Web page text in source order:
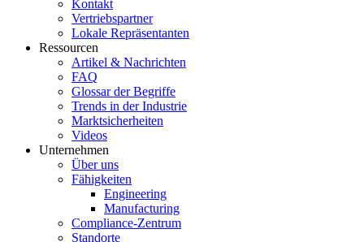
Kontakt
Vertriebspartner
Lokale Repräsentanten
Ressourcen
Artikel & Nachrichten
FAQ
Glossar der Begriffe
Trends in der Industrie
Marktsicherheiten
Videos
Unternehmen
Über uns
Fähigkeiten
Engineering
Manufacturing
Compliance-Zentrum
Standorte